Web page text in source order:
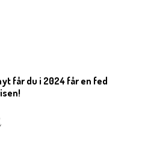
får du i 2024 får en fed